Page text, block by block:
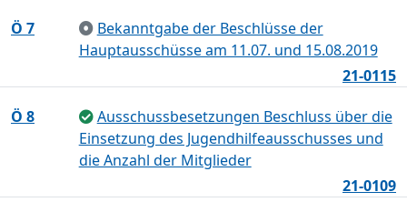
Ö 7
Bekanntgabe der Beschlüsse der
Hauptausschüsse am 11.07. und 15.08.2019
21-0115
Ö 8
Ausschussbesetzungen Beschluss über die
Einsetzung des Jugendhilfeausschusses und
die Anzahl der Mitglieder
21-0109